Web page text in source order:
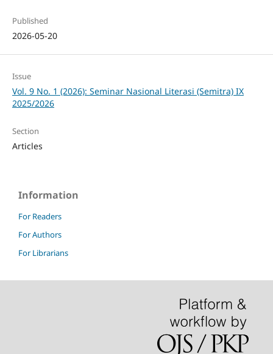
Published
2026-05-20
Issue
Vol. 9 No. 1 (2026): Seminar Nasional Literasi (Semitra) IX
2025/2026
Section
Articles
Information
For Readers
For Authors
For Librarians